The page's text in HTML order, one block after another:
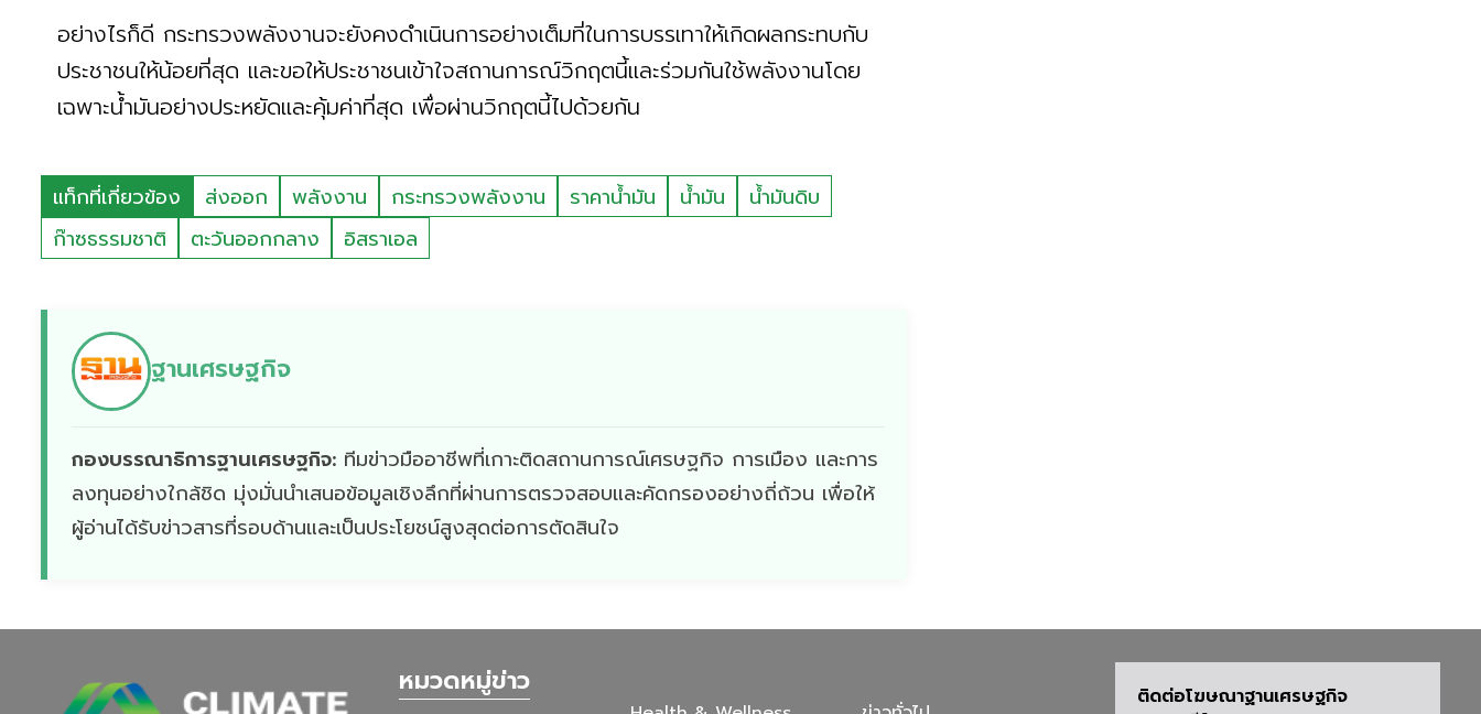
อย่างไรก็ดี กระทรวงพลังงานจะยังคงดำเนินการอย่างเต็มที่ในการบรรเทาให้เกิดผลกระทบกับ
ประชาชนให้น้อยที่สุด และขอให้ประชาชนเข้าใจสถานการณ์วิกฤตนี้และร่วมกันใช้พลังงานโดย
เฉพาะน้ำมันอย่างประหยัดและคุ้มค่าที่สุด เพื่อผ่านวิกฤตนี้ไปด้วยกัน
แท็กที่เกี่ยวข้อง ส่งออก พลังงาน กระทรวงพลังงาน ราคาน้ำมัน น้ำมัน
น้ำมันดิบ
ก๊าซธรรมชาติ
ตะวันออกกลาง อิสราเอล
ฐานเศรษฐกิจ
กองบรรณาธิการฐานเศรษฐกิจ: ทีมข่าวมืออาชีพที่เกาะติดสถานการณ์เศรษฐกิจ การเมือง และการ
ลงทุนอย่างใกล้ชิด มุ่งมั่นนำเสนอข้อมูลเชิงลึกที่ผ่านการตรวจสอบและคัดกรองอย่างถี่ถ้วน เพื่อให้
ผู้อ่านได้รับข่าวสารที่รอบด้านและเป็นประโยชน์สูงสุดต่อการตัดสินใจ
หมวดหมู่ข่าว ติดต่อโฆษณาฐานเศรษฐกิจ